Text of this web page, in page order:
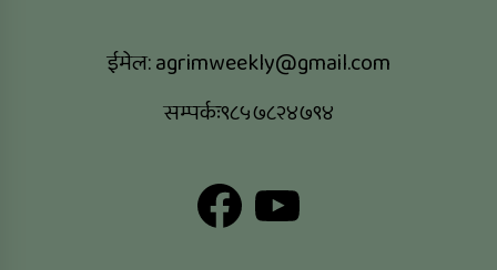
ईमेल:agrimweekly@gmail.com
सम्पर्कः९८५७८२४७९४
Facebook
YouTube